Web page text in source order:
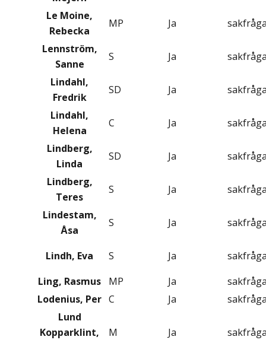
Le Moine,
Rebecka
MP Ja
Lennström,
Sanne
S Ja
Lindahl,
Fredrik
SD Ja
Lindahl,
Helena
C Ja
Lindberg,
Linda
SD Ja
Lindberg,
Teres
S Ja
Lindestam,
Åsa
S Ja
Lindh, Eva S Ja
Ling, Rasmus
MP Ja
Lodenius, Per C Ja
Lund
Kopparklint,
M Ja